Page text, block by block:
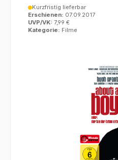
Kurzfristig lieferbar
Erschienen: 07.09.2017
UVP/VK: 7,99 €
Kategorie: Filme